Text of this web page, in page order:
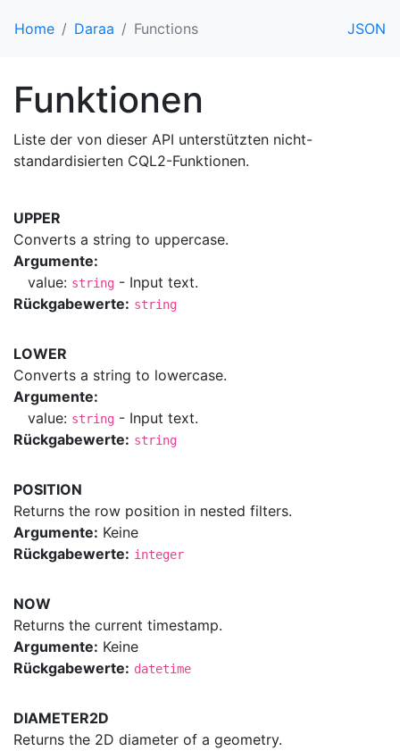
Home Daraa Functions JSON
Funktionen
Liste der von dieser API unterstützten nicht-
standardisierten CQL2-Funktionen.
UPPER
Converts a string to uppercase.
Argumente:
value: string - Input text.
Rückgabewerte: string
LOWER
Converts a string to lowercase.
Argumente:
value: string - Input text.
Rückgabewerte: string
POSITION
Returns the row position in nested filters.
Argumente: Keine
Rückgabewerte: integer
NOW
Returns the current timestamp.
Argumente: Keine
Rückgabewerte: datetime
DIAMETER2D
Returns the 2D diameter of a geometry.